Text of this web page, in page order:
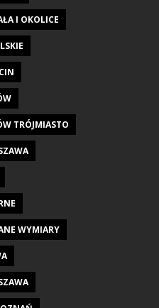
I OKOLICE
TRÓJMIASTO
WYMIARY